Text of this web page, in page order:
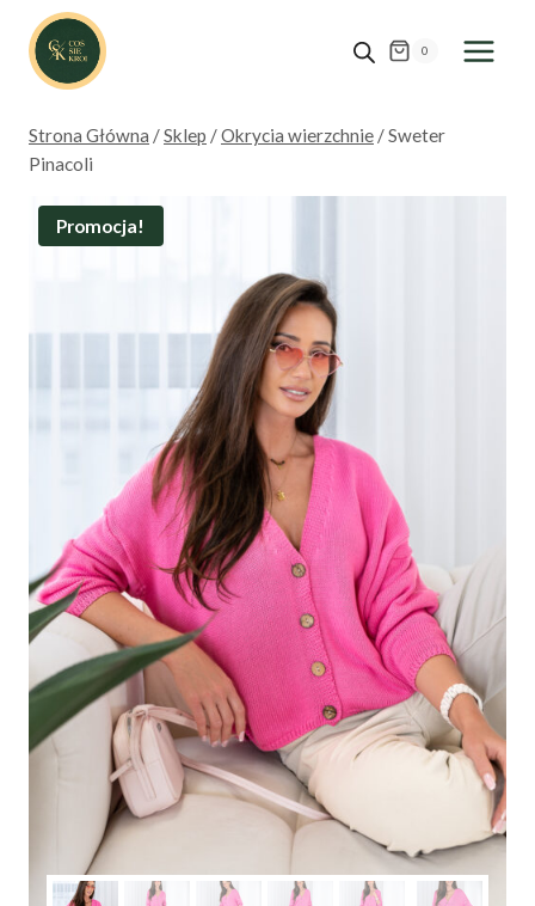
Przejdź
treści
0
Strona Główna /Sklep /Okrycia wierzchnie /Sweter
Pinacoli
Promocja!